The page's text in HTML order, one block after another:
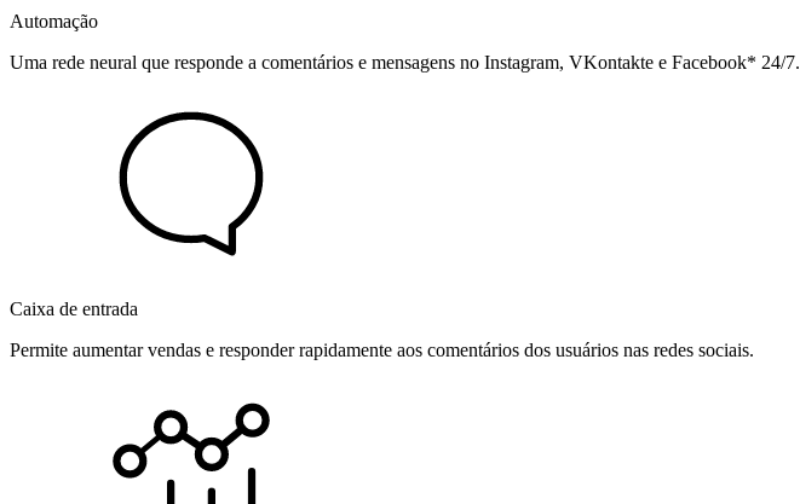
Automação
Uma rede neural que responde a comentários e mensagens no Instagram, VKontakte e Facebook* 24/7.
Caixa de entrada
Permite aumentar vendas e responder rapidamente aos comentários dos usuários nas redes sociais.